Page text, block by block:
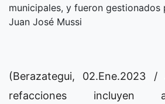
municipales, y fueron gestionados
Juan José Mussi
(Berazategui, 02.Ene.2023
refacciones incluyen